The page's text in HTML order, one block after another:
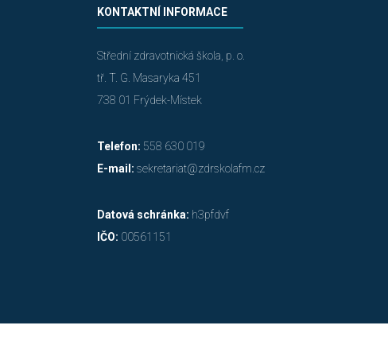
KONTAKTNÍ INFORMACE
Střední zdravotnická škola, p. o.
tř. T. G. Masaryka 451
738 01 Frýdek-Místek
Telefon: 558 630 019
E-mail: sekretariat@zdrskolafm.cz
Datová schránka: h3pfdvf
IČO: 00561151